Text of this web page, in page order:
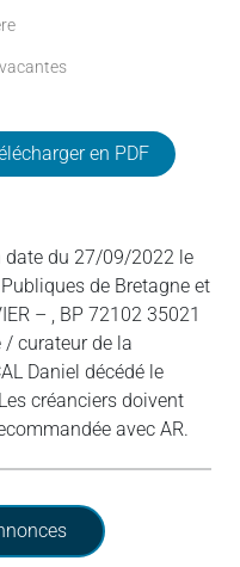
en PDF
date du 27/09/2022 le
de Bretagne et
– , BP 72102 35021
/ curateur de la
Daniel décédé le
créanciers doivent
avec AR.